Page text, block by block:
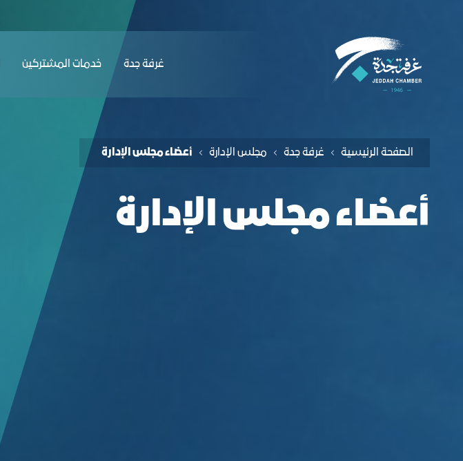
ﻏﺮﻓﺔ ﺟﺪة ﺧﺪﻣﺎت المشتركين
الصفحة الرئيسية ﻏﺮﻓﺔ ﺟﺪة مجلس الإدارة أعضاء مجلس الإدارة
أعضاء مجلس الإدارة